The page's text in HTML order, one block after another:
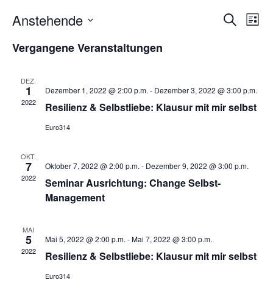
SucheListe
Anstehende
wählen.
Vergangene Veranstaltungen
DEZ.
1
2022
Dezember 1, 2022 @ 2:00 p.m. - Dezember 3, 2022 @ 3:00 p.m.
Resilienz & Selbstliebe: Klausur mit mir selbst
Euro314
OKT.
7
2022
Oktober 7, 2022 @ 2:00 p.m. - Dezember 9, 2022 @ 3:00 p.m.
Seminar Ausrichtung: Change Selbst-
Management
MAI
5
2022
Mai 5, 2022 @ 2:00 p.m. -Mai 7, 2022 @ 3:00 p.m.
Resilienz & Selbstliebe: Klausur mit mir selbst
Euro314